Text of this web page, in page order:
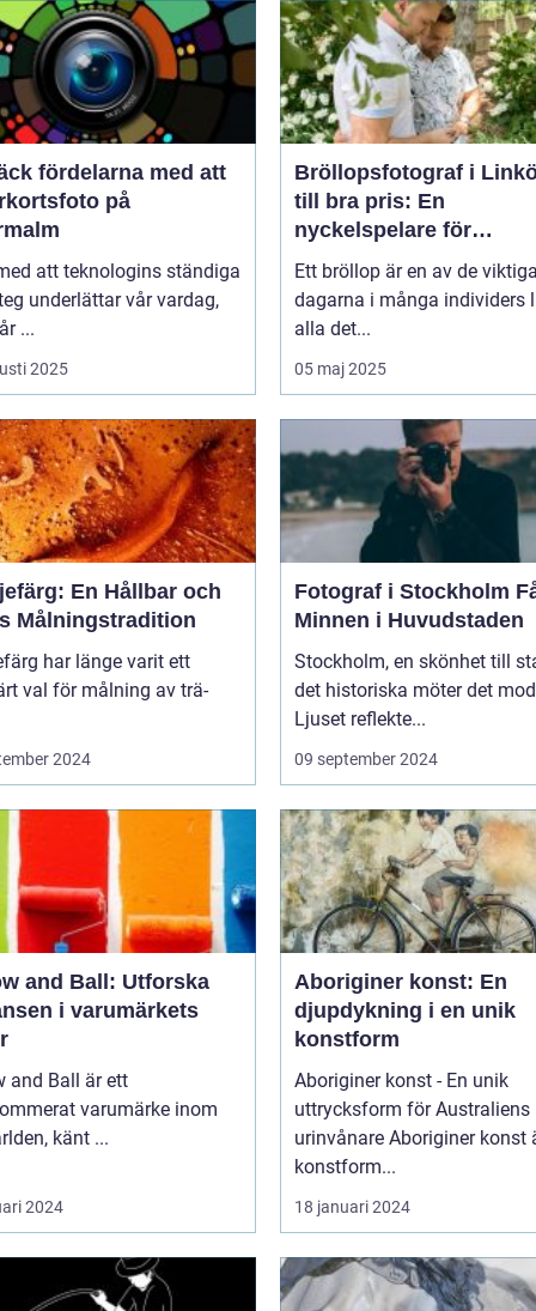
fördelarna med att
på
att teknologins ständiga
underlättar vår vardag,
...
2025
Bröllopsfotograf i
till bra pris: En
nyckelspelare för
oförglömliga minnen
Ett bröllop är en av de
dagarna i många individers
alla det...
05 maj 2025
En Hållbar och
Målningstradition
har länge varit ett
val för målning av trä-
2024
Fotograf i Stockholm Fånga
Minnen i Huvudstaden
Stockholm, en skönhet till
det historiska möter det
Ljuset reflekte...
09 september 2024
and Ball: Utforska
i varumärkets
and Ball är ett
varumärke inom
känt ...
2024
Aboriginer konst: En
djupdykning i en unik
konstform
Aboriginer konst - En unik
uttrycksform för Australiens
urinvånare Aboriginer konst är en
konstform...
18 januari 2024